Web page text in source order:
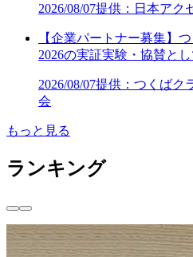
2026/08/07提供：日本アク
【企業パートナー募集】
2026の実証実験・協賛とし
2026/08/07提供：つくばク
会
もっと見る
ランキング